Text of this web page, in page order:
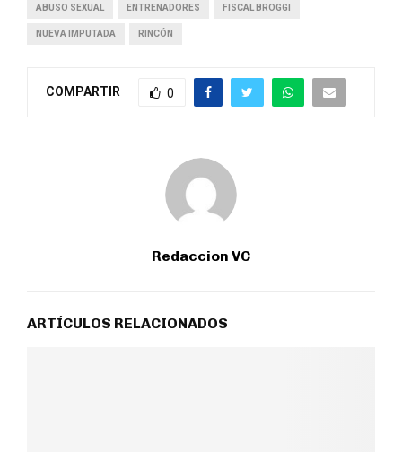
ABUSO SEXUAL ENTRENADORES FISCAL BROGGI
NUEVA IMPUTADA RINCÓN
COMPARTIR 0
Redaccion VC
ARTÍCULOS RELACIONADOS